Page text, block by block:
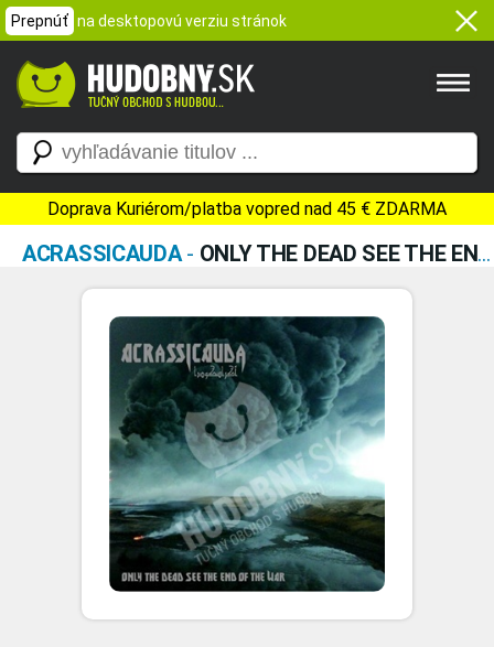
Prepnúť na desktopovú verziu stránok
Doprava Kuriérom/platba vopred nad 45 € ZDARMA
ACRASSICAUDA- ONLY THE DEAD SEE THE END OF THE WAR